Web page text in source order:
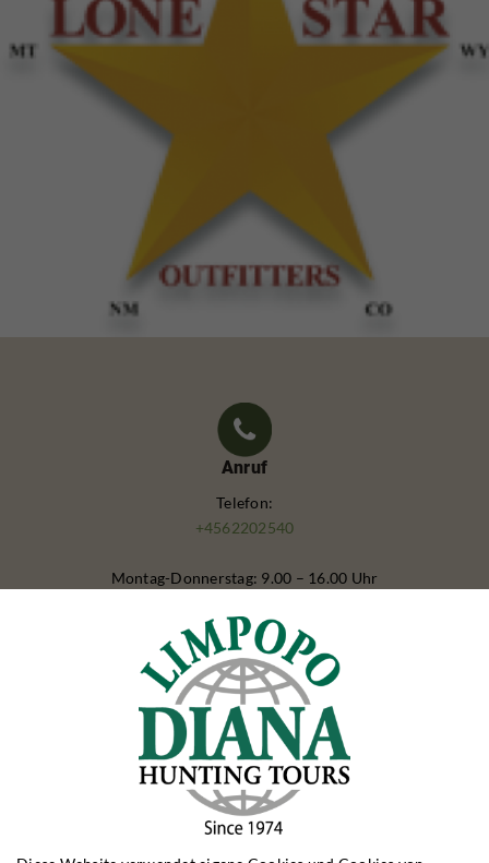
Anruf
Telefon:
+4562202540
Montag-Donnerstag: 9.00 – 16.00 Uhr
Rejsefordrag
Bestil et gratis rejseforedrag til eksempelvis din jagtforening.
Maßgeschneiderte Reise